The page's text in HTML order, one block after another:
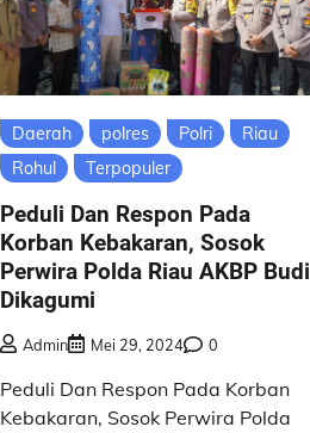
Daerah polres Polri
Riau
Rohul
Terpopuler
Peduli Dan Respon Pada
Korban Kebakaran, Sosok
Perwira Polda Riau AKBP Budi
Dikagumi
Admin Mei 29, 2024 0
Peduli Dan Respon Pada Korban
Kebakaran, Sosok Perwira Polda